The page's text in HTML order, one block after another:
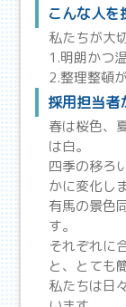
こんな人を
私たちが大
1.明朗かつ
2.整理整頓
採用担当者
春は桜色、
は白。
四季の移ろ
かに変化し
有馬の景色
す。
それぞれに
と、とても
私たちは日